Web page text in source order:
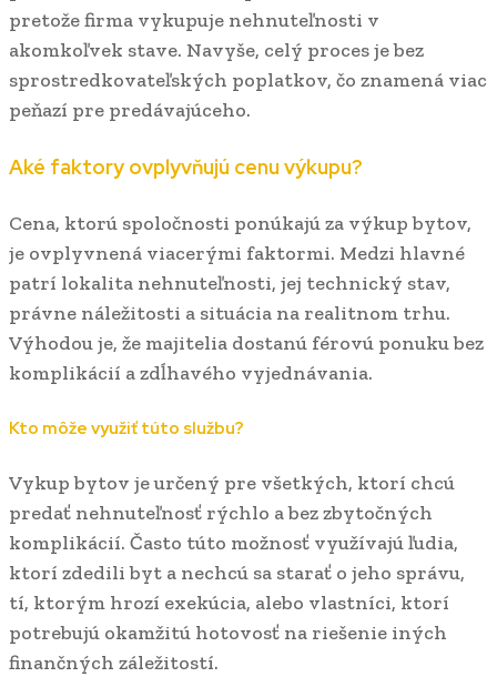
pretože firma vykupuje nehnuteľnosti v
akomkoľvek stave. Navyše, celý proces je bez
sprostredkovateľských poplatkov, čo znamená viac
peňazí pre predávajúceho.
Aké faktory ovplyvňujú cenu výkupu?
Cena, ktorú spoločnosti ponúkajú za výkup bytov,
je ovplyvnená viacerými faktormi. Medzi hlavné
patrí lokalita nehnuteľnosti, jej technický stav,
právne náležitosti a situácia na realitnom trhu.
Výhodou je, že majitelia dostanú férovú ponuku bez
komplikácií a zdĺhavého vyjednávania.
Kto môže využiť túto službu?
Vykup bytov je určený pre všetkých, ktorí chcú
predať nehnuteľnosť rýchlo a bez zbytočných
komplikácií. Často túto možnosť využívajú ľudia,
ktorí zdedili byt a nechcú sa starať o jeho správu,
tí, ktorým hrozí exekúcia, alebo vlastníci, ktorí
potrebujú okamžitú hotovosť na riešenie iných
finančných záležitostí.